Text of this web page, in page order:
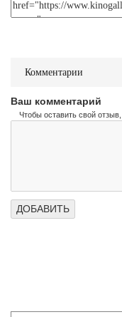
Комментарии
Ваш комментарий
Чтобы оставить свой